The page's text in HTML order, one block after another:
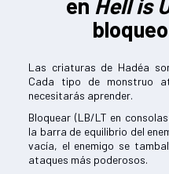
en Hell is
Las criaturas de Hadéa
Cada tipo de monstruo
necesitarás aprender.
Bloquear (LB/LT en
la barra de equilibrio del
vacía, el enemigo se
ataques más poderosos.